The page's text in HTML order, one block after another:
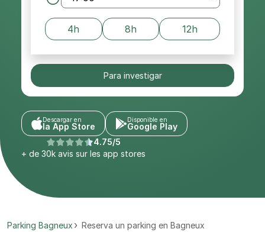
4h 8h 12h
Para investigar
Descargar en
la App Store
Disponible en
Google Play
4.75/5
+ de 30k avis sur les app stores
Parking Bagneux Reserva un parking en Bagneux